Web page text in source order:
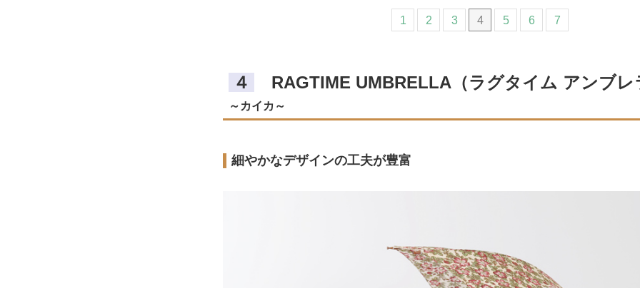
1 2 3 4 5 6 7
４ RAGTIME UMBRELLA（ラグタイム アンブ
～カイカ～
細やかなデザインの工夫が豊富